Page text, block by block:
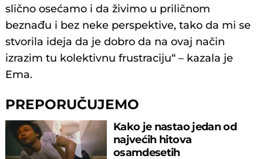
slično osećamo i da živimo u priličnom
beznađu i bez neke perspektive, tako da mi se
stvorila ideja da je dobro da na ovaj način
izrazim tu kolektivnu frustraciju“ – kazala je
Ema.
PREPORUČUJEMO
Kako je nastao jedan od
najvećih hitova
osamdesetih